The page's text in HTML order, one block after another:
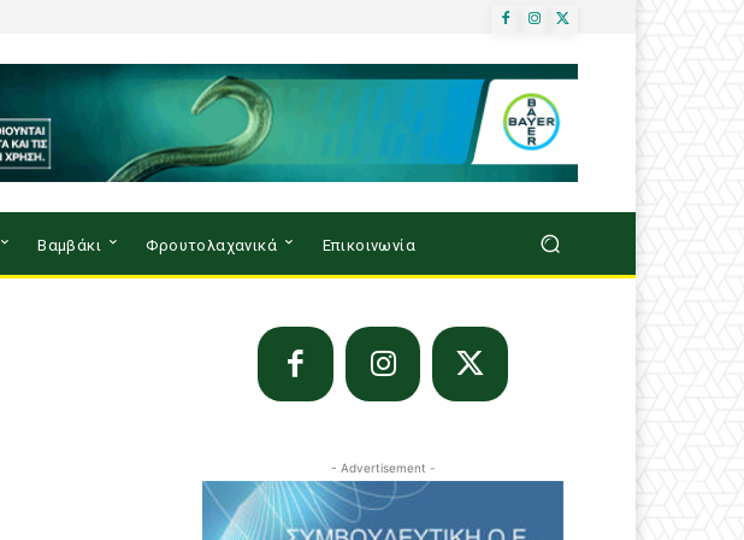
Βαμβάκι Φρουτολαχανικά Επικοινωνία
- Advertisement -